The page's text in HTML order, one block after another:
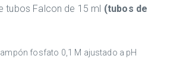
tubos Falcon de 15 ml (tubos de
fosfato 0,1 M ajustado a pH